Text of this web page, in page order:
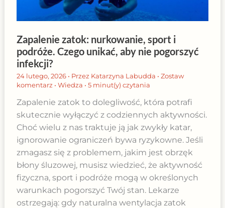
Zapalenie zatok: nurkowanie, sport i
podróże. Czego unikać, aby nie pogorszyć
infekcji?
24 lutego, 2026 • Przez Katarzyna Labudda • Zostaw
komentarz • Wiedza • 5 minut(y) czytania
Zapalenie zatok to dolegliwość, która potrafi
skutecznie wyłączyć z codziennych aktywności.
Choć wielu z nas traktuje ją jak zwykły katar,
ignorowanie ograniczeń bywa ryzykowne. Jeśli
zmagasz się z problemem, jakim jest obrzęk
błony śluzowej, musisz wiedzieć, że aktywność
fizyczna, sport i podróże mogą w określonych
warunkach pogorszyć Twój stan. Lekarze
ostrzegają: gdy naturalna wentylacja zatok